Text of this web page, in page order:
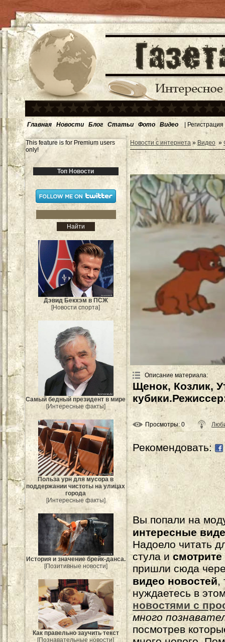
Главная Новости Блог Статьи Фото Видео | Регистрация
This feature is for Premium users
only!
Топ Новости
Дэвид Бекхэм в ПСЖ
[Новости спорта]
Самый бедный президент в мире
[Интересные факты]
Польза урн для мусора в
поддержании чистоты на улицах
города
[Интересные факты]
История и значение брейк-данса.
[Позитивные новости]
Как правельно заучить текст
[Познавательные новости]
Новости с интернета » Видео »
Описание материала:
Щенок, Козлик,
Просмотры: 0
Рекомендовать:
Вы попали на
интересные
Надоело читать
стула и
пришли сюда
видео новостей,
нуждаетесь в
новостями с
много
посмотрев